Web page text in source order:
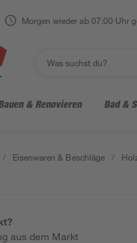
Morgen wieder ab 07:00 Uhr
& Renovieren Bad &
/ Eisenwaren & Beschläge /
aus dem Markt